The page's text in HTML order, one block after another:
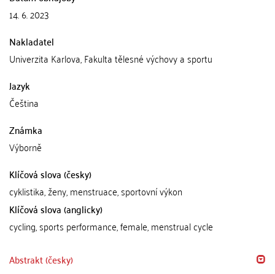
14. 6. 2023
Nakladatel
Univerzita Karlova, Fakulta tělesné výchovy a sportu
Jazyk
Čeština
Známka
Výborně
Klíčová slova (česky)
cyklistika, ženy, menstruace, sportovní výkon
Klíčová slova (anglicky)
cycling, sports performance, female, menstrual cycle
Abstrakt (česky)